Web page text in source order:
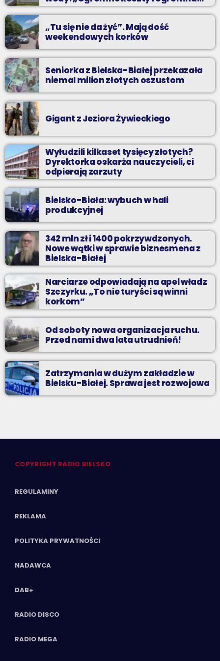
praca”
„Tu się nie da żyć”. Mają dość
weekendowych korków
Seniorka z Bielska-Białej przekazała
niemal milion złotych oszustom
Gigant z Jeziora Żywieckiego
Wyłudzili kilkaset tysięcy złotych?
Dyrektorka oskarża nauczycieli, ci
odpierają zarzuty
Bielsko-Biała: wybuch w hali
produkcyjnej
342 mln zł i 1400 pokrzywdzonych.
Nowe wątki w sprawie biznesmena z
Bielska-Białej
Narciarze odpowiadają na apel władz
Szczyrku. „To nie turyści są winni
korkom”
Od soboty nowa organizacja ruchu.
Przed nami dwa lata utrudnień!
Zatrzymania w dużym zakładzie w
Bielsku-Białej. Sprawa jest rozwojowa
COPYRIGHT RADIO BIELSKO
REGULAMINY
REKLAMA
POLITYKA PRYWATNOŚCI
NADAWCA
DAB+
RADIO DISCO
RADIO MEGA